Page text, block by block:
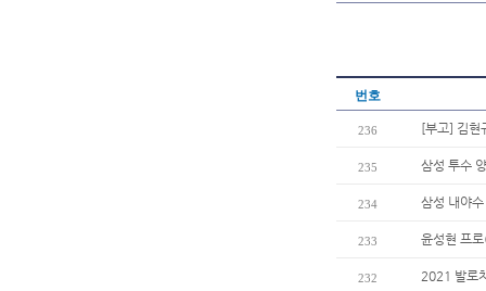
번호
236 [부고] 김현
235 삼성 투수
234 삼성 내야
233 윤성현 프
232 2021 발로